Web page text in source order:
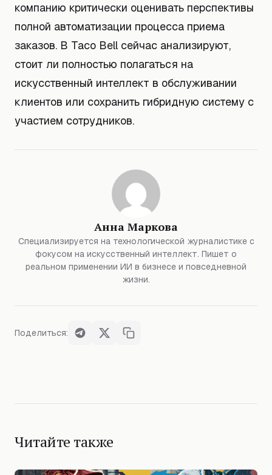
компанию критически оценивать перспективы
полной автоматизации процесса приема
заказов. В Taco Bell сейчас анализируют,
стоит ли полностью полагаться на
искусственный интеллект в обслуживании
клиентов или сохранить гибридную систему с
участием сотрудников.
Анна Маркова
Специализируется на технологической журналистике с
фокусом на искусственный интеллект. Пишет о
реальном применении ИИ в бизнесе и повседневной
жизни.
Поделиться:
Читайте также